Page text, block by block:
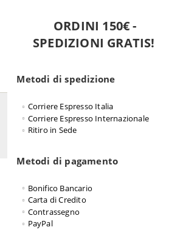
ORDINI 150€ -
SPEDIZIONI GRATIS!
Metodi di spedizione
Corriere Espresso Italia
Corriere Espresso Internazionale
Ritiro in Sede
Metodi di pagamento
Bonifico Bancario
Carta di Credito
Contrassegno
PayPal